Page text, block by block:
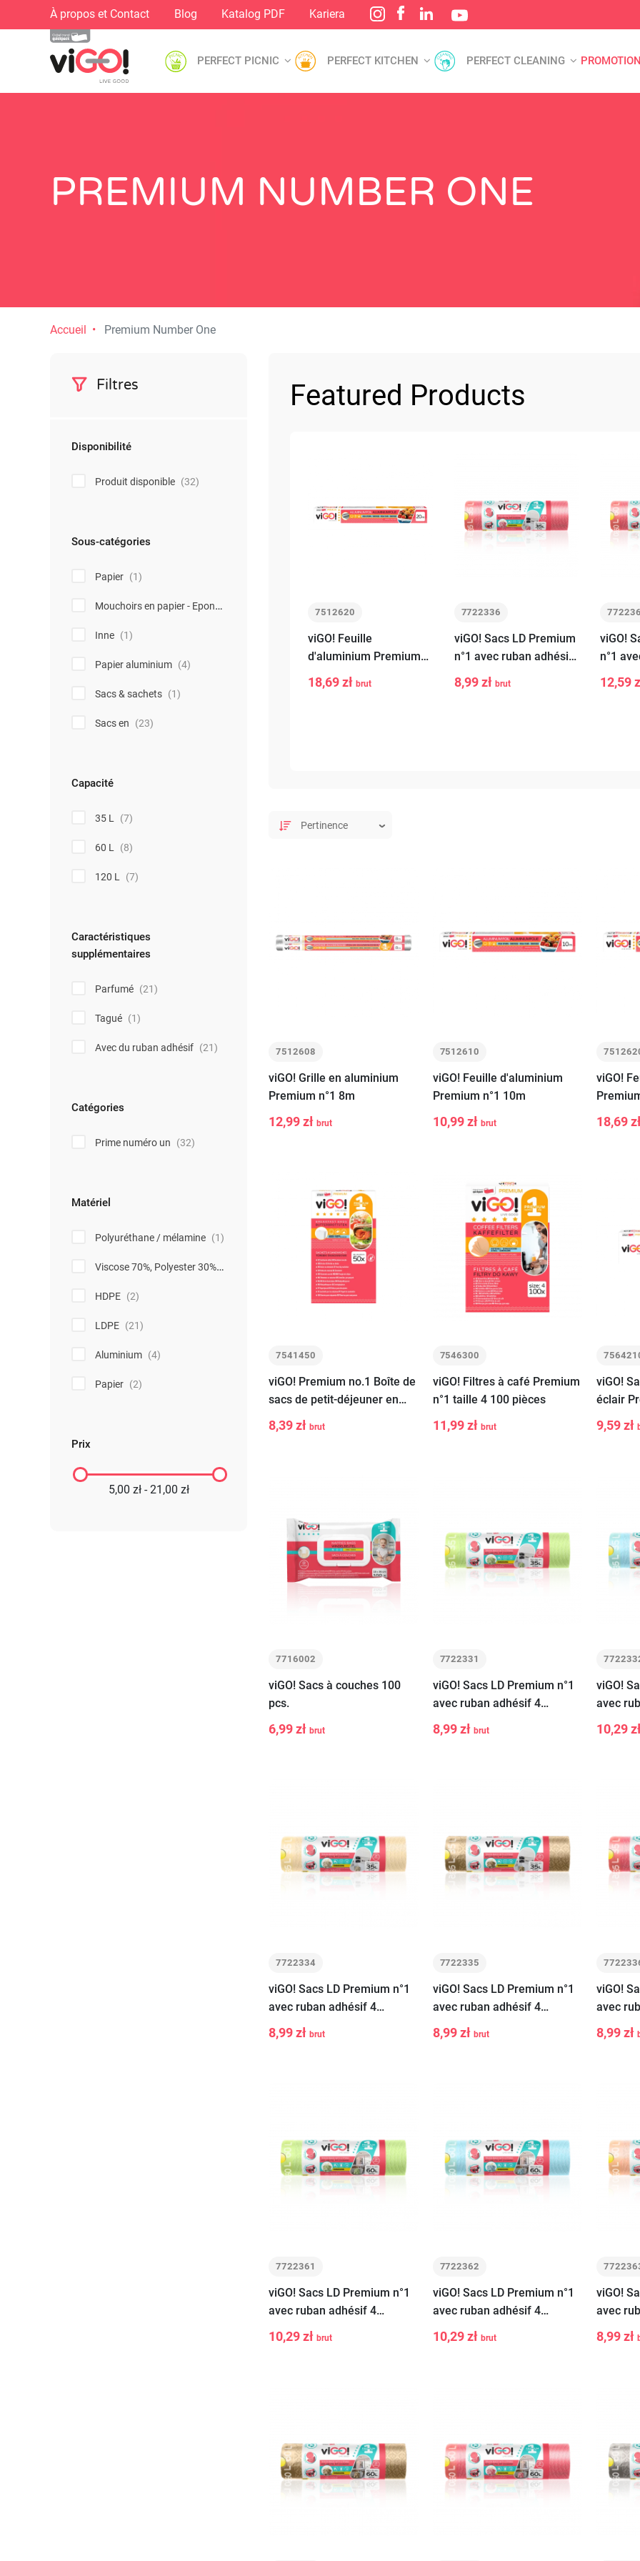
À propos et Contact Blog Katalog PDF Kariera
PERFECT PICNIC PERFECT KITCHEN PERFECT CLEANING
PREMIUM NUMBER ONE
Accueil Premium Number One
Filtres
Disponibilité
Produit disponible (32)
Sous-catégories
Papier (1)
Mouchoirs en papier - Eponges
Inne (1)
Papier aluminium (4)
Sacs & sachets (1)
Sacs en (23)
Capacité
35 L (7)
60 L (8)
120 L (7)
Caractéristiques
supplémentaires
Parfumé (21)
Tagué (1)
Avec du ruban adhésif (21)
Catégories
Prime numéro un (32)
Matériel
Polyuréthane / mélamine (1)
Viscose 70%, Polyester 30%, (Polyquaternium 10 ) Sel d'ammonium IV-rang 15%
HDPE (2)
LDPE (21)
Aluminium (4)
Papier (2)
Prix
5,00 zł - 21,00 zł
Featured Products
7512620
viGO! Feuille
d'aluminium Premium
n°1 20m
18,69 zł brut
7722336
viGO! Sacs LD Premium
n°1 avec ruban adhésif
4 SEASONS ORIGINAL
fraise 35L 15 pcs
8,99 zł brut
-
viGO!
n°1
4
fraise
12,59
7512608
viGO! Grille en aluminium
Premium n°1 8m
12,99 zł brut
7512610
viGO! Feuille d'aluminium
Premium n°1 10m
10,99 zł brut
viGO!
18,69
7541450
viGO! Premium no.1 Boîte de
sacs de petit-déjeuner en
papier 19x22cm blanc 50
pièces
8,39 zł brut
-
7546300
viGO! Filtres à café Premium
n°1 taille 4 100 pièces
11,99 zł brut
viGO!
éclair
pièces
9,59 zł
-
7716002
viGO! Sacs à couches 100
pcs.
6,99 zł brut
-
7722331
viGO! Sacs LD Premium n°1
avec ruban adhésif 4
SEASONS SPRING citron
vert 35L 15 pcs
8,99 zł brut
-
viGO!
avec
35L 15
10,29
7722334
viGO! Sacs LD Premium n°1
avec ruban adhésif 4
SEASONS WINTER vanille
35L 15 pcs
8,99 zł brut
-
7722335
viGO! Sacs LD Premium n°1
avec ruban adhésif 4
SEASONS GOLD future 35L
15 pcs
8,99 zł brut
-
viGO!
avec
35L 15
8,99 zł
-
7722361
viGO! Sacs LD Premium n°1
avec ruban adhésif 4
SEASONS SPRING citron
vert 60L 10 pcs
10,29 zł brut
7722362
viGO! Sacs LD Premium n°1
avec ruban adhésif 4
SEASONS SUMMER océan
60L 10 pcs
10,29 zł brut
viGO!
avec
gum
8,99 zł
-